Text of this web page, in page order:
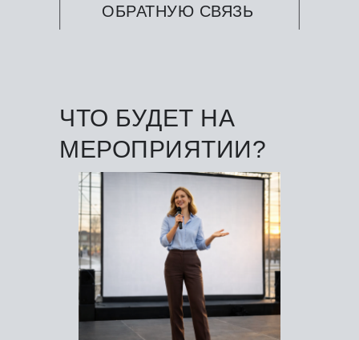
ОБРАТНУЮ СВЯЗЬ
ЧТО БУДЕТ НА
МЕРОПРИЯТИИ?